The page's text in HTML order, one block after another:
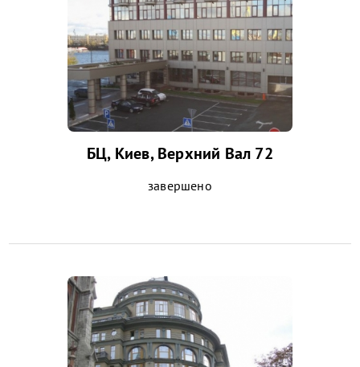
БЦ, Киев, Верхний Вал 72
завершено